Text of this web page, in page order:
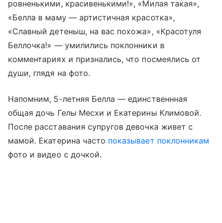
ровненькими, красивенькими!», «Милая такая»,
«Белла в маму — артистичная красотка»,
«Славный детеныш, на вас похожа», «Красотуля
Беллочка!» — умилились поклонники в
комментариях и признались, что посмеялись от
души, глядя на фото.
Напомним, 5-летняя Белла — единственнная
общая дочь Гелы Месхи и Екатерины Климовой.
После расставания супругов девочка живет с
мамой. Екатерина часто показывает поклонникам
фото и видео с дочкой.